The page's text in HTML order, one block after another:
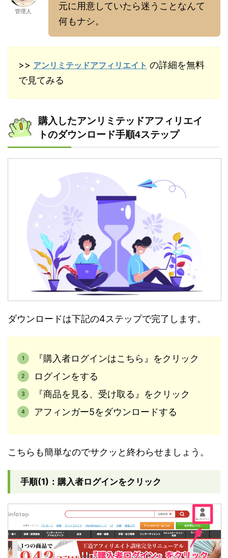
管理人
元に用意していたら迷うことなんて
何もナシ。
>> アンリミテッドアフィリエイト の詳細を無料
で見てみる
購入したアンリミテッドアフィリエイ
トのダウンロード手順4ステップ
ダウンロードは下記の4ステップで完了します。
『購入者ログインはこちら』をクリック
ログインをする
『商品を見る、受け取る』をクリック
アフィンガー5をダウンロードする
こちらも簡単なのでサクッと終わらせましょう。
手順(1)：購入者ログインをクリック